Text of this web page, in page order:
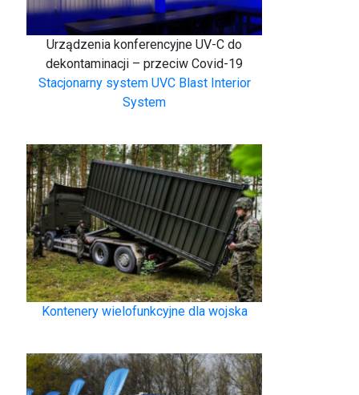
Urządzenia konferencyjne UV-C do
dekontaminacji – przeciw Covid-19
Stacjonarny system UVC Blast Interior
System
Kontenery wielofunkcyjne dla wojska